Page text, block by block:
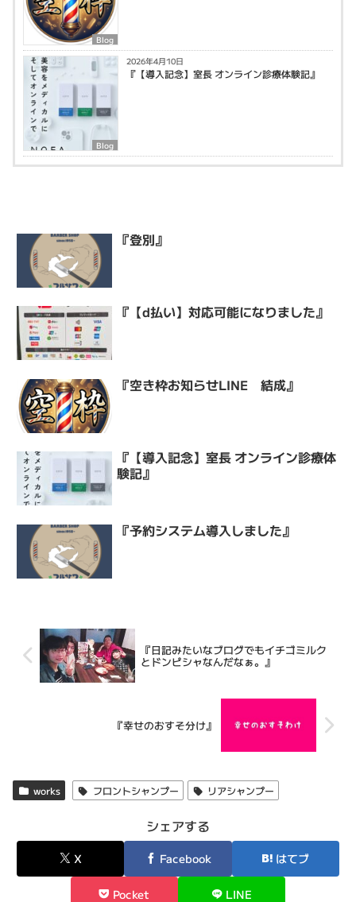
Blog
Blog
2026年4月10日
『【導入記念】室長 オンライン診療体験記』
『登別』
『【d払い】対応可能になりました』
『空き枠お知らせLINE 結成』
『【導入記念】室長 オンライン診療体
験記』
『予約システム導入しました』
『日記みたいなブログでもイチゴミルク
とドンピシャなんだなぁ。』
『幸せのおすそ分け』
works フロントシャンプー リアシャンプー
シェアする
X Facebook はてブ
Pocket LINE